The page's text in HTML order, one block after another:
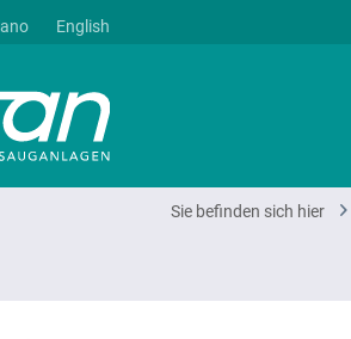
English
Sie befinden sich hier